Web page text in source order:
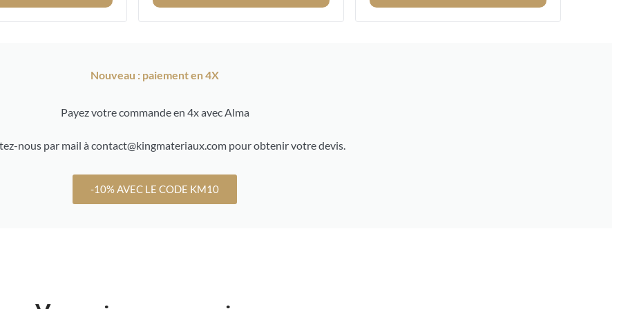
Nouveau : paiement en 4X
Payez votre commande en 4x avec Alma
nous par mail à contact@kingmateriaux.com pour obtenir votre devis.
-10% AVEC LE CODE KM10